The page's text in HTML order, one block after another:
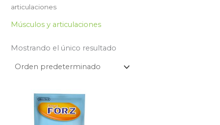
articulaciones
Músculos y articulaciones
Mostrando el único resultado